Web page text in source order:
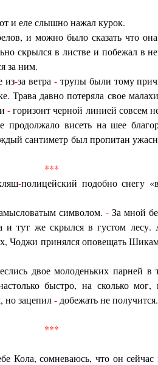
и еле слышно нажал курок.
и можно было сказать что
скрылся в листве и побежал в
за ним.
из-за ветра -трупы были тому
Трава давно потеряла свое
-горизонт черной линией совсем
висеть на шее
сантиметр был пропитан
***
-полицейский подобно снегу
символом. - За мной
тут же скрылся в густом
Чоджи принялся оповещать
двое молоденьких парней в
быстро, на сколько мог,
но зацепил- добежать не
***
Кола, сомневаюсь, что он